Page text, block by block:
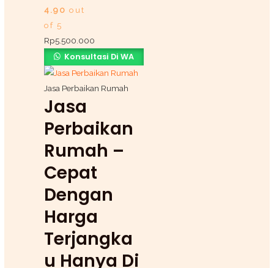
4.90 out
of 5
Rp5.500.000
Konsultasi Di WA
Jasa Perbaikan Rumah
Jasa
Perbaikan
Rumah –
Cepat
Dengan
Harga
Terjangka
U Hanya Di